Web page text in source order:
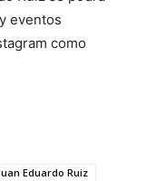
eventos
como
Eduardo Ruiz